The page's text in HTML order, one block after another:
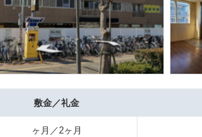
敷金／礼金
ヶ月／2ヶ月